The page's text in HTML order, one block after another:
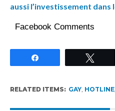
aussi l’investissement dans
Facebook Comments
RELATED ITEMS: GAY, HOTLINE,